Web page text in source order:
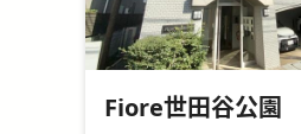
Fiore世田谷公園